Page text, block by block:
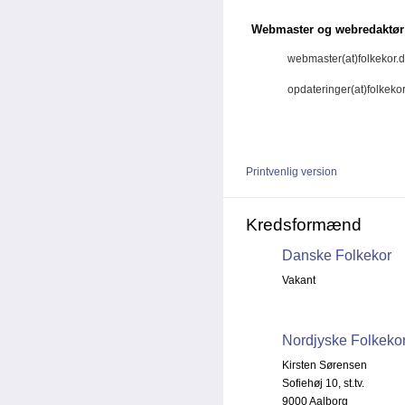
Webmaster og webredaktør
Printvenlig version
Kredsformænd
Danske Folkekor
Vakant
Nordjyske
Kirsten Sørensen
Sofiehøj 10, st.tv.
9000 Aalborg